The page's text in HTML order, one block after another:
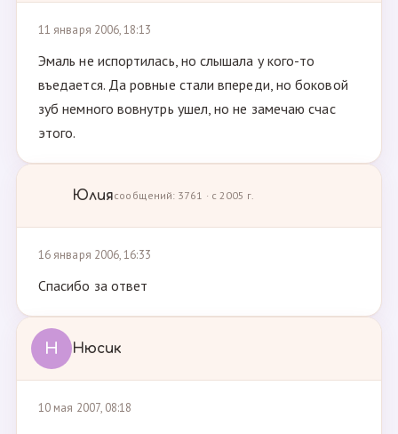
11 января 2006, 18:13
Эмаль не испортилась, но слышала у кого-то
въедается. Да ровные стали впереди, но боковой
зуб немного вовнутрь ушел, но не замечаю счас
этого.
Юлиясообщений: 3761 · с 2005 г.
16 января 2006, 16:33
Спасибо за ответ
Н Нюсик
10 мая 2007, 08:18